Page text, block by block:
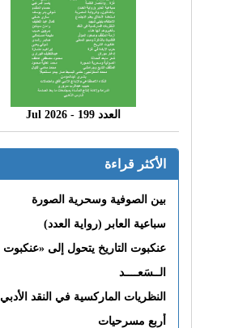
العدد 199 - 2026 Jul
الأكثر قراءة
بين الصوفية وسحرية الصورة
سباعية العابر (رواية العدد)
الــسَعــــد
النظريات الماركسية في النقد الأدبي
أربع مسرحيات